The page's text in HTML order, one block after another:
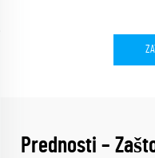
Prednosti –